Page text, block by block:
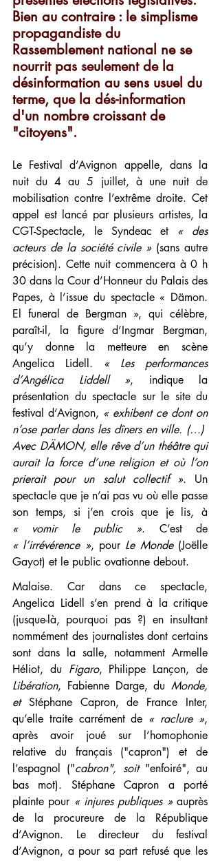
Bien au contraire : le simplisme
propagandiste du
Rassemblement national ne se
nourrit pas seulement de la
désinformation au sens usuel du
terme, que la dés-information
d'un nombre croissant de
"citoyens".
Le Festival d’Avignon appelle, dans la
nuit du 4 au 5 juillet, à une nuit de
mobilisation contre l’extrême droite. Cet
appel est lancé par plusieurs artistes, la
CGT-Spectacle, le Syndeac et « des
acteurs de la société civile » (sans autre
précision). Cette nuit commencera à 0 h
30 dans la Cour d’Honneur du Palais des
Papes, à l’issue du spectacle « Dämon.
El funeral de Bergman », qui célèbre,
paraît-il, la figure d’Ingmar Bergman,
qu’y donne la metteure en scène
Angelica Lidell. « Les performances
d’Angélica Liddell », indique la
présentation du spectacle sur le site du
festival d’Avignon, « exhibent ce dont on
n’ose parler dans les dîners en ville. (…)
Avec DÄMON, elle rêve d’un théâtre qui
aurait la force d’une religion et où l’on
prierait pour un salut collectif ». Un
spectacle que je n’ai pas vu où elle passe
« vomir le public »
« l’irrévérence », pour Le Monde (Joëlle
Gayot) et le public ovationne debout.
Malaise. Car dans ce spectacle,
Angelica Lidell s’en prend à la critique
(jusque-là, pourquoi pas ?) en insultant
nommément des journalistes dont certains
sont dans la salle, notamment Armelle
Héliot, du Figaro
Libération, Fabienne Darge, du Monde,
et Stéphane Capron, de France Inter,
qu’elle traite carrément de « raclure »,
après avoir joué sur l’homophonie
relative du français ("capron") et de
l’espagnol ("cabron", soit "enfoiré", au
bas mot). Stéphane Capron a porté
plainte pour « injures publiques » auprès
de la procureure de la République
d’Avignon. Le directeur du festival
d’Avignon, a pour sa part refusé que les